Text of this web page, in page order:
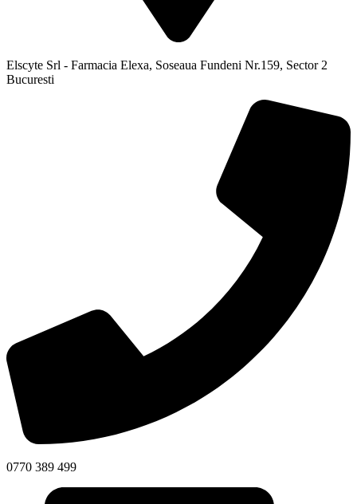
Elscyte Srl - Farmacia Elexa, Soseaua Fundeni Nr.159, Sector 2
Bucuresti
0770 389 499